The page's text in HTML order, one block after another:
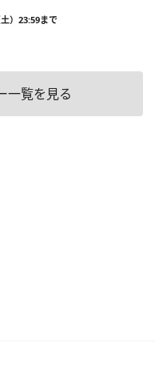
）23:59まで
一覧を見る